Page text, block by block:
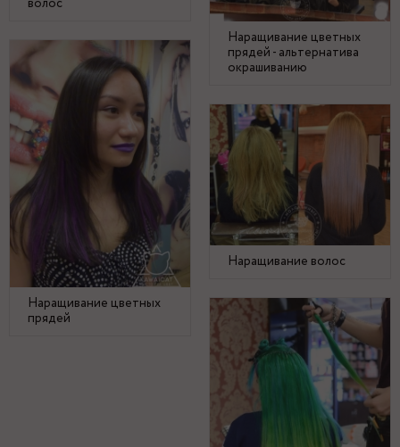
волос
Наращивание цветных
прядей - альтернатива
окрашиванию
Наращивание цветных
прядей
Наращивание волос